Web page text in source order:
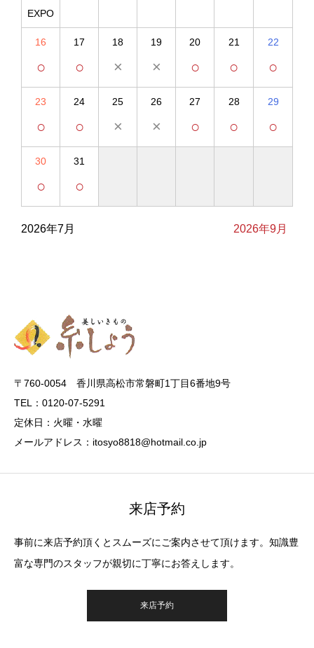
EXPO
16
○
17
○
18
×
19
×
20
○
21
○
22
○
23
○
24
○
25
×
26
×
27
○
28
○
29
○
30
○
31
○
2026年7月 2026年9月
〒760-0054 香川県高松市常磐町1丁目6番地9号
TEL：0120-07-5291
定休日：火曜・水曜
メールアドレス：itosyo8818@hotmail.co.jp
来店予約
事前に来店予約頂くとスムーズにご案内させて頂けます。知識豊
富な専門のスタッフが親切に丁寧にお答えします。
来店予約